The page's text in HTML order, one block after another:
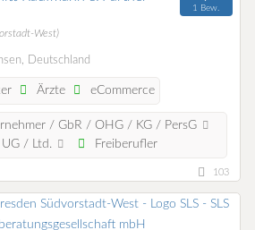
1 Bew.
West)
Deutschland
Ärzte eCommerce
/ GbR / OHG / KG / PersG
/ Ltd.
Freiberufler
103